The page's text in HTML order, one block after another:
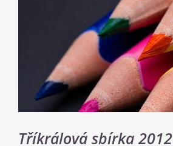
Tříkrálová sbírka 2012